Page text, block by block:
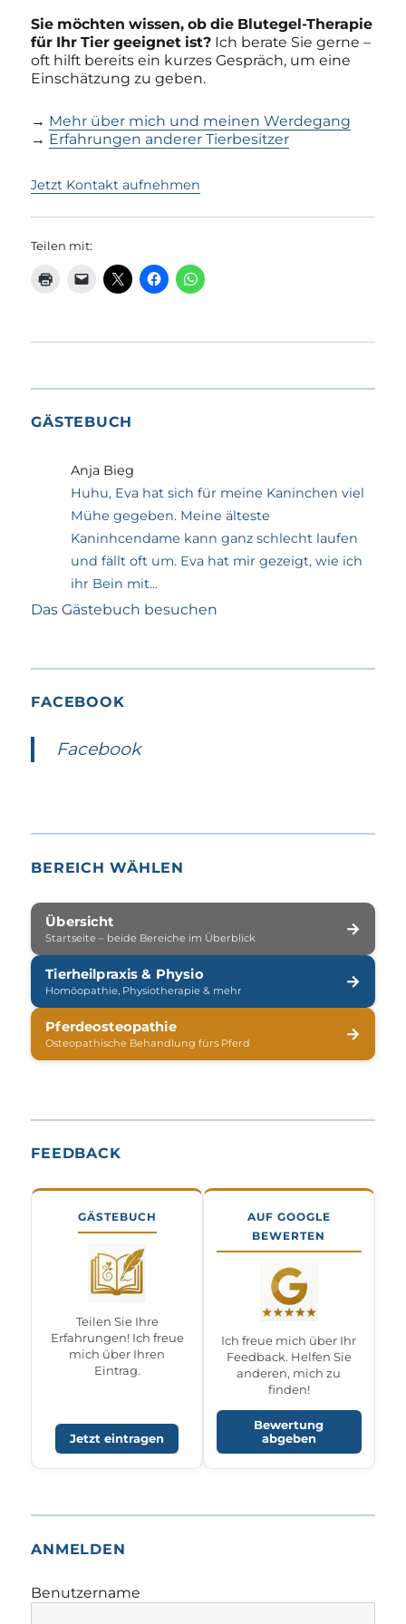
Sie möchten wissen, ob die Blutegel-Therapie
für Ihr Tier geeignet ist? Ich berate Sie gerne –
oft hilft bereits ein kurzes Gespräch, um eine
Einschätzung zu geben.
→ Mehr über mich und meinen Werdegang
→ Erfahrungen anderer Tierbesitzer
Jetzt Kontakt aufnehmen
Teilen mit:
GÄSTEBUCH
Anja Bieg
Huhu, Eva hat sich für meine Kaninchen viel
Mühe gegeben. Meine älteste
Kaninhcendame kann ganz schlecht laufen
und fällt oft um. Eva hat mir gezeigt, wie ich
ihr Bein mit...
Das Gästebuch besuchen
FACEBOOK
Facebook
BEREICH WÄHLEN
Übersicht
Startseite – beide Bereiche im Überblick →
Tierheilpraxis & Physio
Homöopathie, Physiotherapie & mehr →
Pferdeosteopathie
Osteopathische Behandlung fürs Pferd →
FEEDBACK
GÄSTEBUCH
Teilen Sie Ihre
Erfahrungen! Ich freue
mich über Ihren
Eintrag.
Jetzt eintragen
AUF GOOGLE
BEWERTEN
Ich freue mich über Ihr
Feedback. Helfen Sie
anderen, mich zu
finden!
Bewertung
abgeben
ANMELDEN
Benutzername